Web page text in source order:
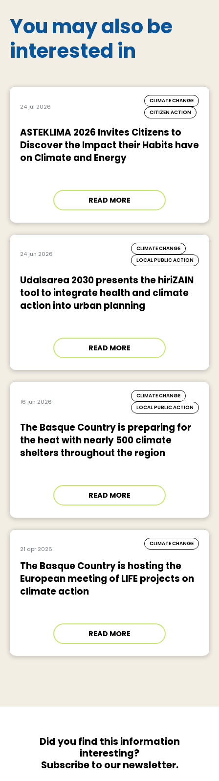
You may also be
interested in
24 jul 2026
CLIMATE CHANGE
CITIZEN ACTION
ASTEKLIMA 2026 Invites Citizens to
Discover the Impact their Habits have
on Climate and Energy
READ MORE
24 jun 2026
CLIMATE CHANGE
LOCAL PUBLIC ACTION
Udalsarea 2030 presents the hiriZAIN
tool to integrate health and climate
action into urban planning
READ MORE
16 jun 2026
CLIMATE CHANGE
LOCAL PUBLIC ACTION
The Basque Country is preparing for
the heat with nearly 500 climate
shelters throughout the region
READ MORE
21 apr 2026
CLIMATE CHANGE
The Basque Country is hosting the
European meeting of LIFE projects on
climate action
READ MORE
Did you find this information
interesting?
Subscribe to our newsletter.